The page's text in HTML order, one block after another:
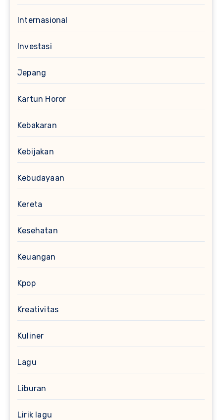
Internasional
Investasi
Jepang
Kartun Horor
Kebakaran
Kebijakan
Kebudayaan
Kereta
Kesehatan
Keuangan
Kpop
Kreativitas
Kuliner
Lagu
Liburan
Lirik lagu